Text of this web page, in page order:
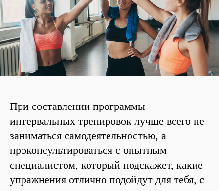
При составлении программы
интервальных тренировок лучше всего не
заниматься самодеятельностью, а
проконсультироваться с опытным
специалистом, который подскажет, какие
упражнения отлично подойдут для тебя, с